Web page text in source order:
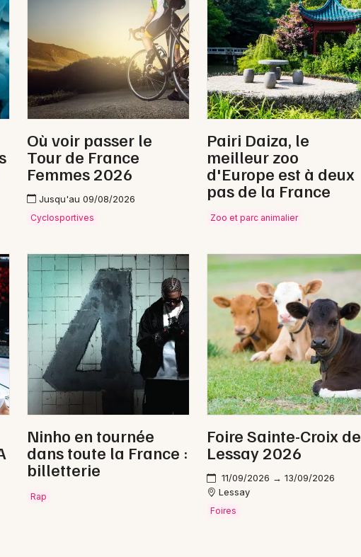
Newsletter des sorties
Artistes en tournée
Actus à Cherbourg-en-Cotentin
Magazine à Cherbourg-en-Cotentin
50 - Manche
Choisir mes départements
Je m'abonne
Où voir passer le
Tour de France
Femmes 2026
Jusqu'au 09/08/2026
Cyclosportives
Pairi Daiza, le
meilleur zoo
d'Europe est à deux
pas de la France
Zoo et parc animalier
Ninho en tournée
dans toute la France :
billetterie
Rap
Foire Sainte-Croix de
Lessay 2026
11/09/2026 → 13/09/2026
Lessay
Foires